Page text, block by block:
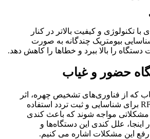
تکنولوژی و کیفیت بالاتر در کنار
بیومتریک چندگانه به صورت
را بالا ببرد و خطاها را کاهش دهد.
حضور و غیاب
که از فناوری‌های تشخیص چهره، اثر
انگشت و کارت‌های RFID برای شناسایی و ثبت تردد استفاده
مواجه شوند که باعث کندی
علل کندی این دستگاه‌ها و
این مشکلات اشاره می کنیم.